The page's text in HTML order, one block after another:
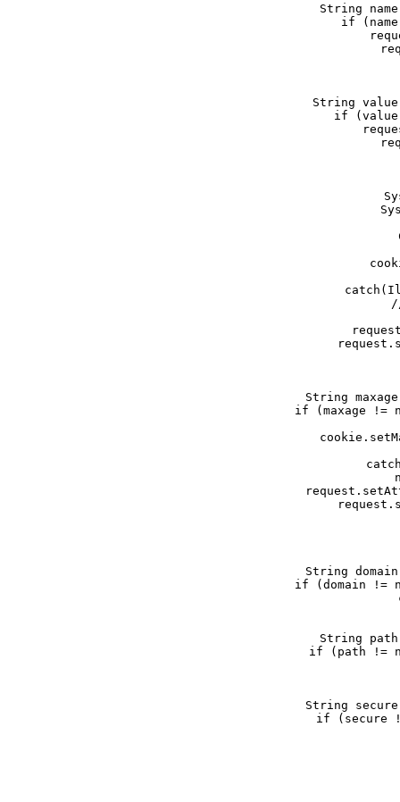
String
if
String
if
String
if (maxage !=
String
if (domain !=
String
if (path !=
String
if (secure